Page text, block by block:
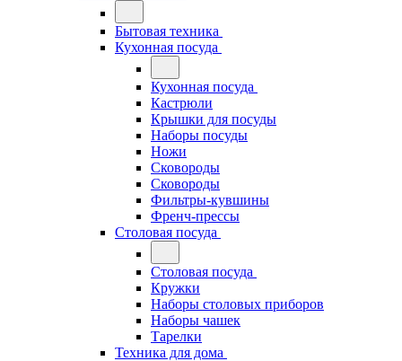
Бытовая техника
Кухонная посуда
Кухонная посуда
Кастрюли
Крышки для посуды
Наборы посуды
Ножи
Сковороды
Сковороды
Фильтры-кувшины
Френч-прессы
Столовая посуда
Столовая посуда
Кружки
Наборы столовых приборов
Наборы чашек
Тарелки
Техника для дома